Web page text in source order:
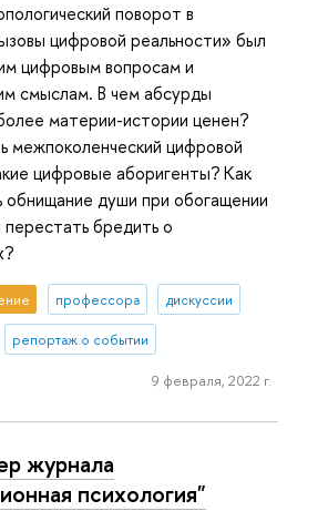
поворот в
цифровой реальности» был
цифровым вопросам и
смыслам. В чем абсурды
материи-истории ценен?
межпоколенческий цифровой
цифровые аборигенты? Как
обнищание души при обогащении
бредить о
профессора дискуссии
репортаж о событии
9 февраля, 2022 г.
журнала
психология"